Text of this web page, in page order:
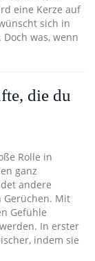
eine Kerze auf
sich in
was, wenn
die du
Rolle in
ganz
andere
Gerüchen. Mit
Gefühle
In erster
indem sie